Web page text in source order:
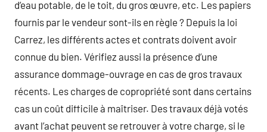
d’eau potable, de le toit, du gros œuvre, etc. Les papiers
fournis par le vendeur sont-ils en règle ? Depuis la loi
Carrez, les différents actes et contrats doivent avoir
connue du bien. Vérifiez aussi la présence d’une
assurance dommage-ouvrage en cas de gros travaux
récents. Les charges de copropriété sont dans certains
cas un coût difficile à maîtriser. Des travaux déjà votés
avant l’achat peuvent se retrouver à votre charge, si le